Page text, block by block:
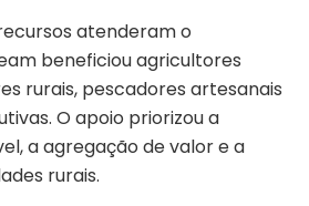
atenderam o
beneficiou agricultores
rurais, pescadores artesanais
O apoio priorizou a
a agregação de valor e a
rurais.